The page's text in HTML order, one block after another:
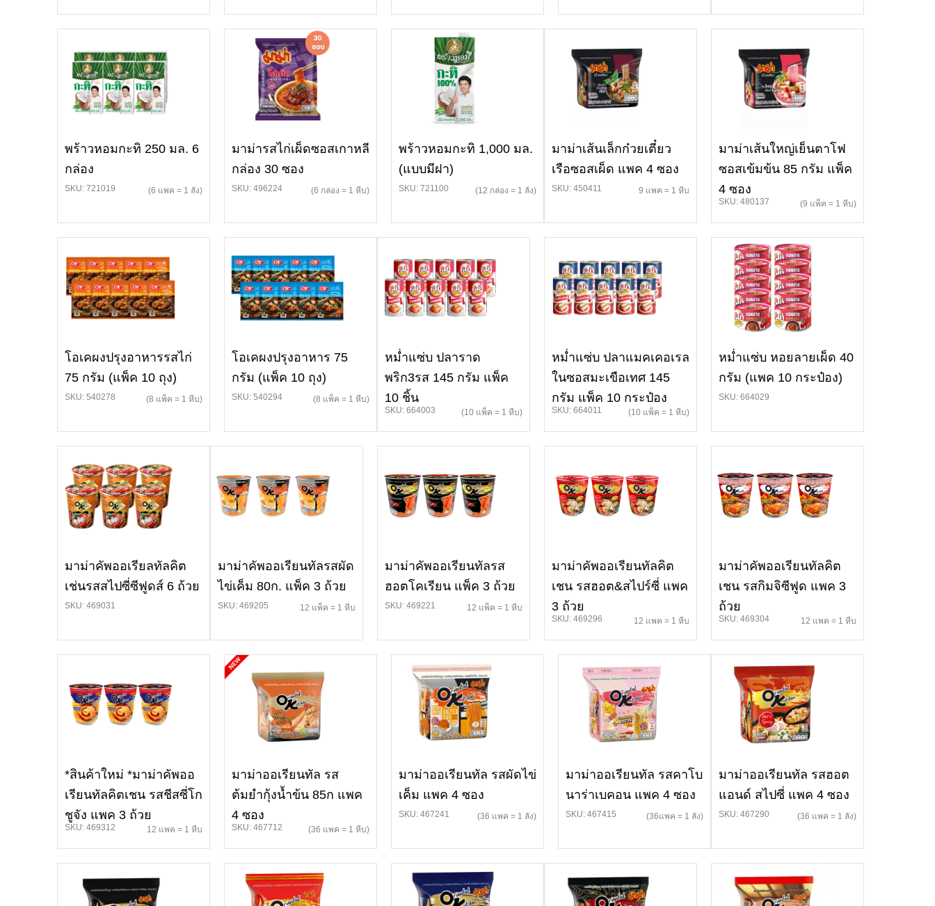
พร้าวหอมกะทิ 250 มล. 6
กล่อง
SKU: 721019 (6 แพค = 1 ลัง)
มาม่ารสไก่เผ็ดซอสเกาหลี
กล่อง 30 ซอง
SKU: 496224 (6 กล่อง = 1 หีบ)
พร้าวหอมกะทิ 1,000 มล.
(แบบมีฝา)
SKU: 721100 (12 กล่อง = 1 ลัง)
มาม่าเส้นเล็กก๋วยเตี๋ยว
เรือซอสเผ็ด แพค 4 ซอง
SKU: 450411 9 แพค = 1 หีบ
มาม่าเส้นใหญ่เย็นตาโฟ
ซอสเข้มข้น 85 กรัม แพ็ค
4 ซอง
SKU: 480137 (9 แพ็ค = 1 หีบ)
โอเคผงปรุงอาหารรสไก่
75 กรัม (แพ็ค 10 ถุง)
SKU: 540278 (8 แพ็ค = 1 หีบ)
โอเคผงปรุงอาหาร 75
กรัม (แพ็ค 10 ถุง)
SKU: 540294 (8 แพ็ค = 1 หีบ)
หม่ำแซ่บ ปลาราด
พริก3รส 145 กรัม แพ็ค
10 ชิ้น
SKU: 664003 (10 แพ็ค = 1 หีบ)
หม่ำแซ่บ ปลาแมคเคอเรล
ในซอสมะเขือเทศ 145
กรัม แพ็ค 10 กระป๋อง
SKU: 664011 (10 แพ็ค = 1 หีบ)
หม่ำแซ่บ หอยลายเผ็ด 40
กรัม (แพค 10 กระป๋อง)
SKU: 664029
มาม่าคัพออเรียลทัลคิต
เช่นรสสไปซี่ซีฟูดส์ 6 ถ้วย
SKU: 469031
มาม่าคัพออเรียนทัลรสผัด
ไข่เค็ม 80ก. แพ็ค 3 ถ้วย
SKU: 469205 12 แพ็ค = 1 หีบ
มาม่าคัพออเรียนทัลรส
ฮอตโคเรียน แพ็ค 3 ถ้วย
SKU: 469221 12 แพ็ค = 1 หีบ
มาม่าคัพออเรียนทัลคิต
เชน รสฮอต&สไปร์ซี่ แพค
3 ถ้วย
SKU: 469296 12 แพค = 1 หีบ
มาม่าคัพออเรียนทัลคิต
เชน รสกิมจิซีฟูด แพค 3
ถ้วย
SKU: 469304 12 แพค = 1 หีบ
*สินค้าใหม่ *มาม่าคัพออ
เรียนทัลคิตเชน รสชีสซี่โก
ชูจัง แพค 3 ถ้วย
SKU: 469312 12 แพค = 1 หีบ
มาม่าออเรียนทัล รส
ต้มยำกุ้งน้ำข้น 85ก แพค
4 ซอง
SKU: 467712 (36 แพค = 1 หีบ)
มาม่าออเรียนทัล รสผัดไข่
เค็ม แพค 4 ซอง
SKU: 467241 (36 แพค = 1 ลัง)
มาม่าออเรียนทัล รสคาโบ
นาร่าเบคอน แพค 4 ซอง
SKU: 467415 (36แพค = 1 ลัง)
มาม่าออเรียนทัล รสฮอต
แอนด์ สไปซี่ แพค 4 ซอง
SKU: 467290 (36 แพค = 1 ลัง)